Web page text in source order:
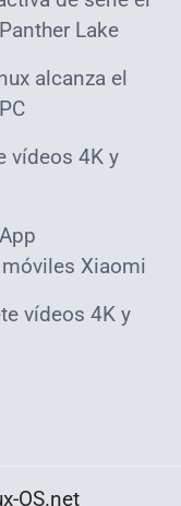
Lake
alcanza el
vídeos 4K y
Xiaomi
vídeos 4K y
OS.net